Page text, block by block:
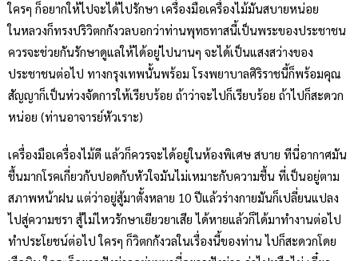
ใครๆ ก็อยากให้ไปจะได้ไปรักษา เครื่องมือเครื่องไม้มันสบายหน่อย
ในหลวงก็ทรงปริวิตกกังวลบอกว่าท่านพุทธทาสนี้เป็นพระของประชาชน
ควรจะช่วยกันรักษาดูแลให้ได้อยู่ไปนานๆ จะได้เป็นแสงสว่างของ
ประชาชนต่อไป ทางกรุงเทพนั้นพร้อม โรงพยาบาลศิริราชนี้ก็พร้อมคุณ
สัญญาก็เป็นห่วงจัดการให้เรียบร้อย ถ้าว่าจะไปก็เรียบร้อย ถ้าไปก็สะดวก
หน่อย (ท่านอาจารย์หัวเราะ)
เครื่องมือเครื่องไม้ดี แล้วก็ควรจะได้อยู่ในห้องพิเศษ สบาย ทีนี่อากาศมัน
ชื้นมากโรคเกี่ยวกับปอดกับหัวใจมันไม่เหมาะกับความชื้น ที่เป็นอยู่ตาม
สภาพหน้าฝน แต่ว่าอยู่สู้มาตั้งหลาย 10 ปีแล้วร่างกายมันก็เปลี่ยนแปลง
ไปสู่ความชรา สู้ไม่ไหวรักษาเยียวยาเสีย ได้หายแล้วก็ได้มาทำงานต่อไป
ทำประโยชน์ต่อไป ใครๆ ก็วิตกกังวลในเรื่องนี้ของท่าน ไปก็สะดวกโดย